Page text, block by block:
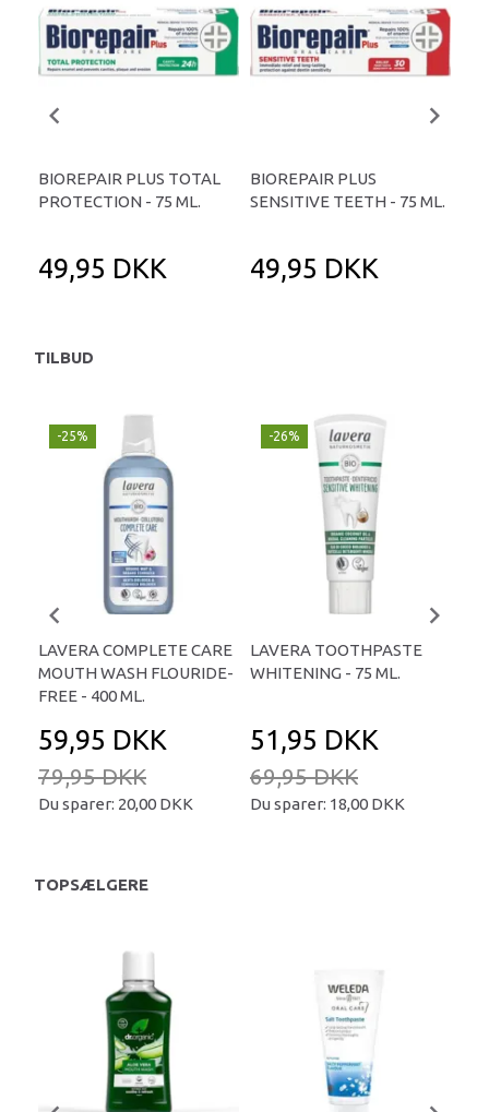
BIOREPAIR PLUS TOTAL
PROTECTION - 75 ML.
49,95 DKK
BIOREPAIR PLUS
SENSITIVE TEETH - 75 ML.
49,95 DKK
TILBUD
-25%
LAVERA COMPLETE CARE
MOUTH WASH FLOURIDE-
FREE - 400 ML.
59,95 DKK
79,95 DKK
Du sparer: 20,00 DKK
-26%
LAVERA TOOTHPASTE
WHITENING - 75 ML.
51,95 DKK
69,95 DKK
Du sparer: 18,00 DKK
TOPSÆLGERE